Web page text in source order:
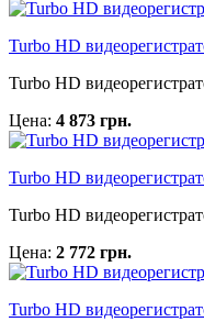
Turbo HD
Turbo HD
Цена: 4 873 грн.
Turbo HD
Turbo HD
Цена: 2 772 грн.
Turbo HD